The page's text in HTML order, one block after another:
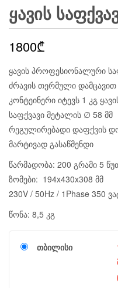
ᲧᲐᲕᲘᲡ
1800₾
ყავის პროფესიონალური
ძრავის თერმული დამცავით
კონტეინერი იტევს 1 კგ
საფქვავი მეტალის ∅ 58 მმ
რეგულირებადი დაფქვის
მარტივად გასაწმენდი
წარმადობა: 200 გრამი 5
ზომები: 194x430x308 მმ
230V / 50Hz / 1Phase 350
წონა: 8,5 კგ
თბილისი